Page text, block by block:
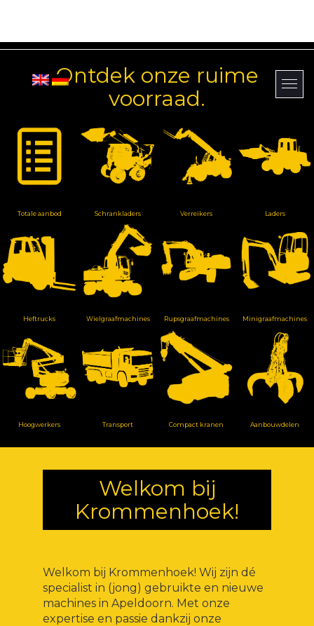
Ontdek onze ruime
voorraad.
Totale aanbod Schrankladers Verreikers Laders
Heftrucks Wielgraafmachines Rupsgraafmachines Minigraafmachines
Hoogwerkers Transport Compact kranen Aanbouwdelen
Welkom bij
Krommenhoek!
Welkom bij Krommenhoek! Wij zijn dé
specialist in (jong) gebruikte en nieuwe
machines in Apeldoorn. Met onze
expertise en passie dankzij onze